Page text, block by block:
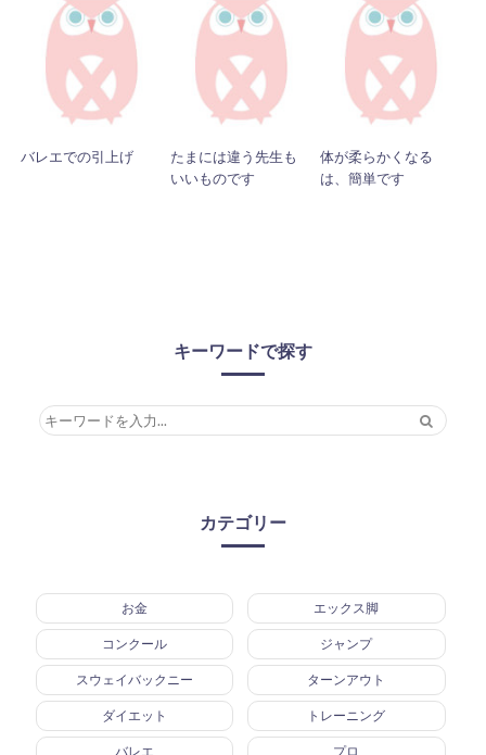
バレエでの引上げ
たまには違う先生も
いいものです
体が柔らかくなる
は、簡単です
キーワードで探す
カテゴリー
お金 エックス脚
コンクール ジャンプ
スウェイバックニー ターンアウト
ダイエット トレーニング
バレエ プロ